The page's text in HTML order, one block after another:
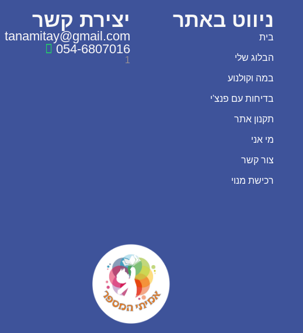
ניווט באתר
בית
הבלוג שלי
במה וקולנוע
בדיחות עם פנצ'י
תקנון אתר
מי אני
צור קשר
רכישת מנוי
יצירת קשר
tanamitay@gmail.com
054-6807016
1